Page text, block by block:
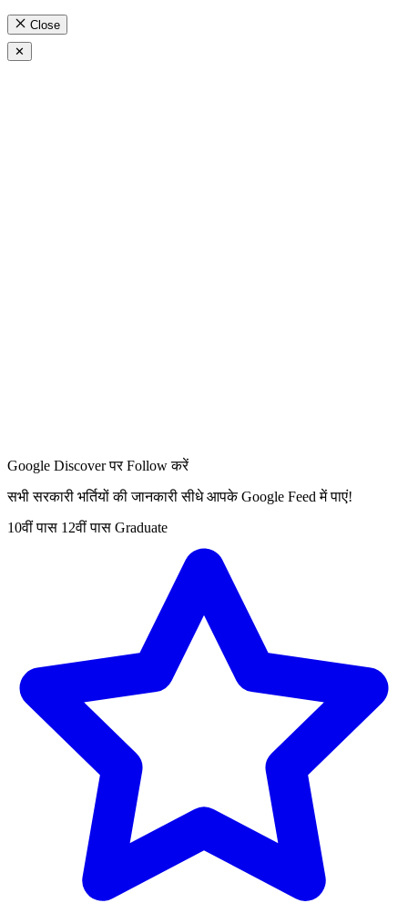
Close
✕
Google Discover पर Follow करें
सभी सरकारी भर्तियों की जानकारी सीधे आपके Google Feed में पाएं!
10वीं पास 12वीं पास Graduate